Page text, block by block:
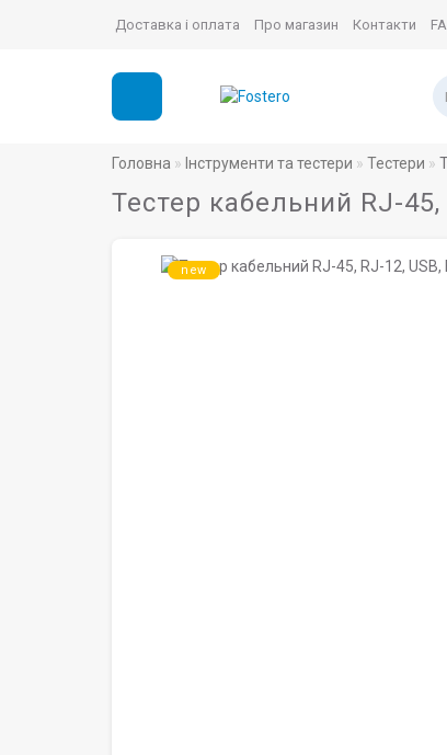
Доставка і оплата Про магазин Контакти
Головна Інструменти та тестери Тестери
Тестер кабельний RJ-45,
new